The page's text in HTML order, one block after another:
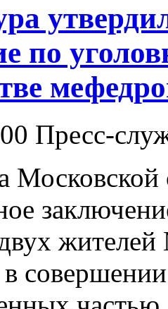
по
Пресс-
Московской